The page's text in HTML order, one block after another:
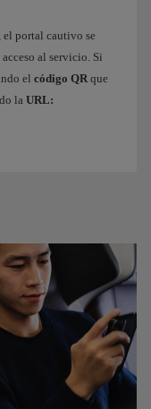
el portal cautivo se
al servicio. Si
el código QR que
la URL: